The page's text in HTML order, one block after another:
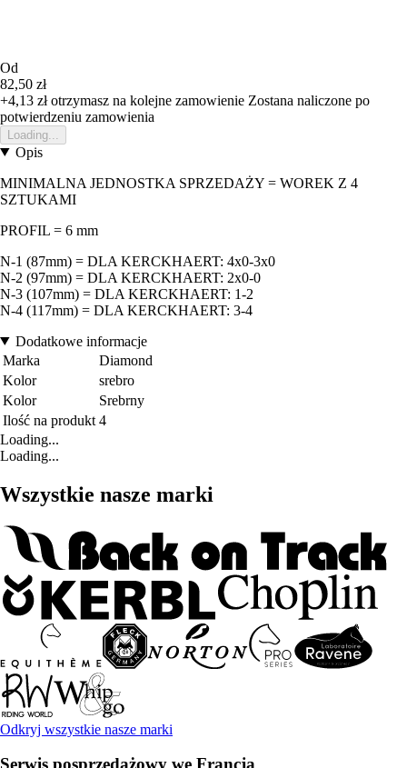
Od
82,50 zł
+4,13 złotrzymasz na kolejne zamowienie Zostana naliczone po
potwierdzeniu zamowienia
Loading...
Opis
MINIMALNA JEDNOSTKA SPRZEDAŻY = WOREK Z 4
SZTUKAMI
PROFIL = 6 mm
N-1 (87mm) = DLA KERCKHAERT: 4x0-3x0
N-2 (97mm) = DLA KERCKHAERT: 2x0-0
N-3 (107mm) = DLA KERCKHAERT: 1-2
N-4 (117mm) = DLA KERCKHAERT: 3-4
Dodatkowe informacje
Marka
Diamond
Kolor
srebro
Kolor
Srebrny
Ilość na produkt 4
Loading...
Loading...
Wszystkie nasze marki
Odkryj wszystkie nasze marki
Serwis posprzedażowy we Francja